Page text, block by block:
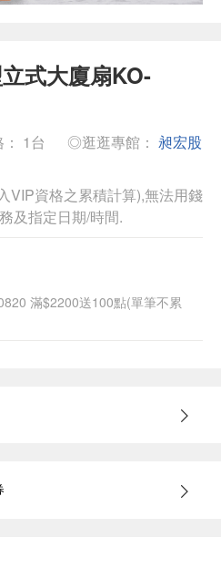
式大廈扇KO-
1台 ◎逛逛專館： 昶宏股
VIP資格之累積計算),無法用錢
及指定日期/時間.
滿$2200送100點(單筆不累